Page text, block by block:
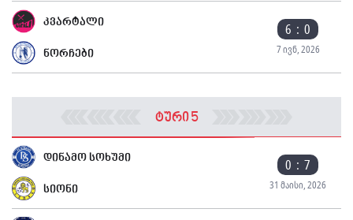
კვარტალი 6 : 0
7 ივნ, 2026
ნორჩები
ტური 5
დინამო სოხუმი 0 : 7
31 მაისი, 2026
სიონი